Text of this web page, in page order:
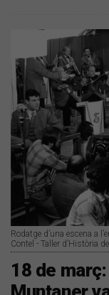
Rodatge d’una escena a
Contel - Taller d’Història
18 de